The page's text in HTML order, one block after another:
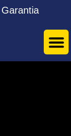
Garantia